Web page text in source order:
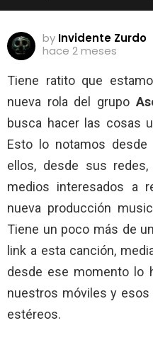
by Invidente Zurdo
hace 2 meses
Tiene ratito que
nueva rola del grupo
busca hacer las cosas
Esto lo notamos
ellos, desde sus
medios interesados a
nueva producción
Tiene un poco más de
link a esta canción,
desde ese momento lo
nuestros móviles y esos
estéreos.